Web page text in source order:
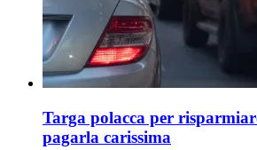
Targa polacca per
pagarla carissima